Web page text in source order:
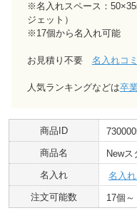
※名入れスペース：
ジェット）
※17個から名入れ可能
お見積り不要 名入れコ
人気ランキングなどは卒
商品ID
商品名
New
名入れ
名入
注文可能数
17個～